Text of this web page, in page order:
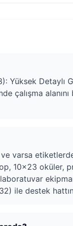
Yüksek Detaylı
çalışma
ve varsa
10x23 oküler,
ile destek